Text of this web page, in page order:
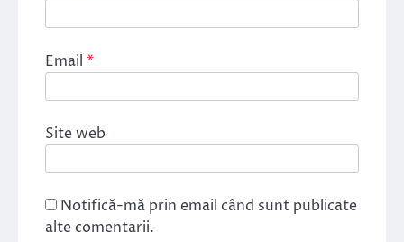
Email *
Site web
Notifică-mă prin email când sunt publicate
alte comentarii.